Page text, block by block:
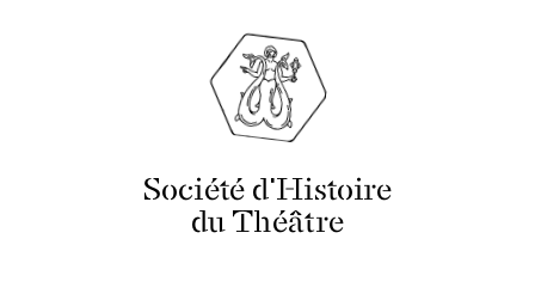
Société d'Histoire
du Théâtre